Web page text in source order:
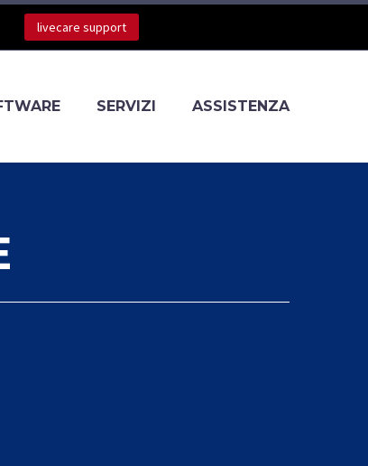
livecare support
SERVIZI ASSISTENZA